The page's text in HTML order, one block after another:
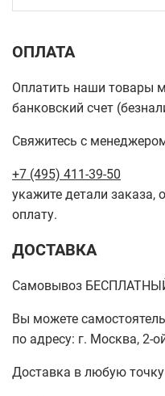
ОПЛАТА
Оплатить наши товары
банковский счет
Свяжитесь с
+7 (495) 411-39-50
укажите детали заказа,
оплату.
ДОСТАВКА
Самовывоз
Вы можете
по адресу: г. Москва, 2-
Доставка в любую